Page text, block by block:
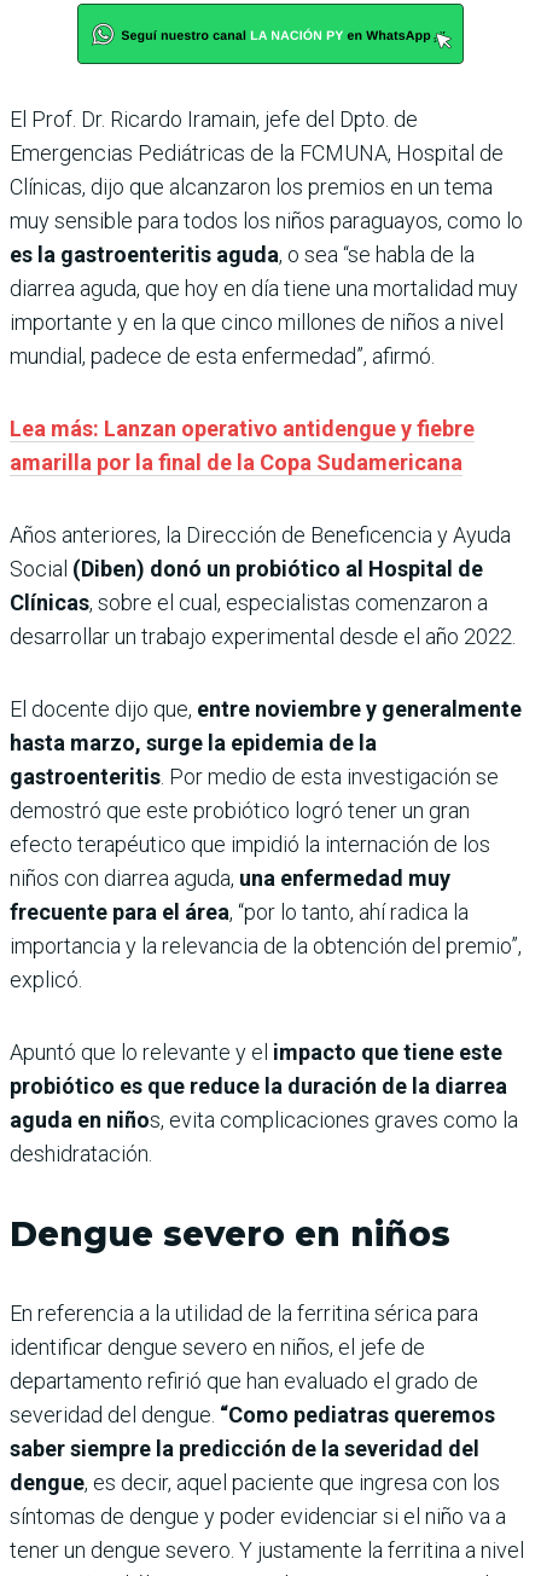
El Prof. Dr. Ricardo Iramain, jefe del Dpto. de
Emergencias Pediátricas de la FCMUNA, Hospital de
Clínicas, dijo que alcanzaron los premios en un tema
muy sensible para todos los niños paraguayos, como lo
es la gastroenteritis aguda, o sea “se habla de la
diarrea aguda, que hoy en día tiene una mortalidad muy
importante y en la que cinco millones de niños a nivel
mundial, padece de esta enfermedad”, afirmó.
Lea más: Lanzan operativo antidengue y fiebre
amarilla por la final de la Copa Sudamericana
Años anteriores, la Dirección de Beneficencia y Ayuda
Social (Diben) donó un probiótico al Hospital de
Clínicas, sobre el cual, especialistas comenzaron a
desarrollar un trabajo experimental desde el año 2022.
El docente dijo que, entre noviembre y generalmente
hasta marzo, surge la epidemia de la
gastroenteritis . Por medio de esta investigación se
demostró que este probiótico logró tener un gran
efecto terapéutico que impidió la internación de los
niños con diarrea aguda, una enfermedad muy
frecuente para el área, “por lo tanto, ahí radica la
importancia y la relevancia de la obtención del premio”,
explicó.
Apuntó que lo relevante y el impacto que tiene este
probiótico es que reduce la duración de la diarrea
aguda en niños, evita complicaciones graves como la
deshidratación.
Dengue severo en niños
En referencia a la utilidad de la ferritina sérica para
identificar dengue severo en niños, el jefe de
departamento refirió que han evaluado el grado de
severidad del dengue. “Como pediatras queremos
saber siempre la predicción de la severidad del
dengue, es decir, aquel paciente que ingresa con los
síntomas de dengue y poder evidenciar si el niño va a
tener un dengue severo. Y justamente la ferritina a nivel